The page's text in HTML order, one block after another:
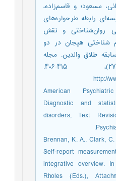
مسعود؛ و قاسم‌زاده،
مقایسه‌ای رابطه طرحواره‌های
روان‌شناختی و نقش
شناختی هیجان در دو
طلاق والدین. مجله
روان‌شناسی،۴ (۲۷)، ۴۱۵-۴۰۶.
http://
American
Diagnostic and
disorders, Text
Brennan, K. A., Clark,
Self-report
integrative overview.
Rholes (Eds.),